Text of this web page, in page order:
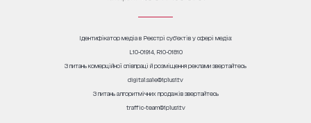
Ідентифікатор медіа в Реєстрі суб’єктів у сфері медіа:
L10-01914, R10-01810
З питань комерційної співпраці й розміщення реклами звертайтесь
digital.sale@1plus1.tv
З питань алгоритмічних продажів звертайтесь
traffic-team@1plus1.tv